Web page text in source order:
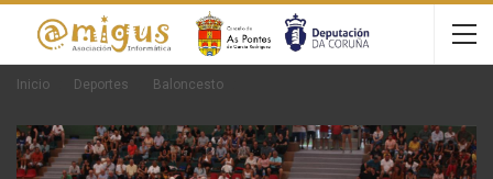
Inicio Deportes Baloncesto